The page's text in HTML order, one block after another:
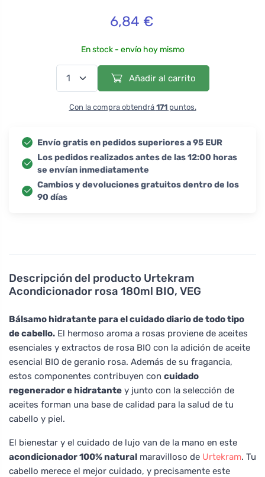
Descripción del producto Urtekram
Acondicionador rosa 180ml BIO, VEG
Bálsamo hidratante para el cuidado diario de todo tipo
de cabello. El hermoso aroma a rosas proviene de aceites
esenciales y extractos de rosa BIO con la adición de aceite
esencial BIO de geranio rosa. Además de su fragancia,
estos componentes contribuyen con cuidado
regenerador e hidratante y junto con la selección de
aceites forman una base de calidad para la salud de tu
cabello y piel.
El bienestar y el cuidado de lujo van de la mano en este
acondicionador 100% natural maravilloso de Urtekram. Tu
cabello merece el mejor cuidado, y precisamente este
6,84 €
En stock - envío hoy mismo
Añadir al carrito
Con la compra obtendrá 171puntos.
Envío gratis en pedidos superiores a 95 EUR
Los pedidos realizados antes de las 12:00 horas
se envían inmediatamente
Cambios y devoluciones gratuitos dentro de los
90 días